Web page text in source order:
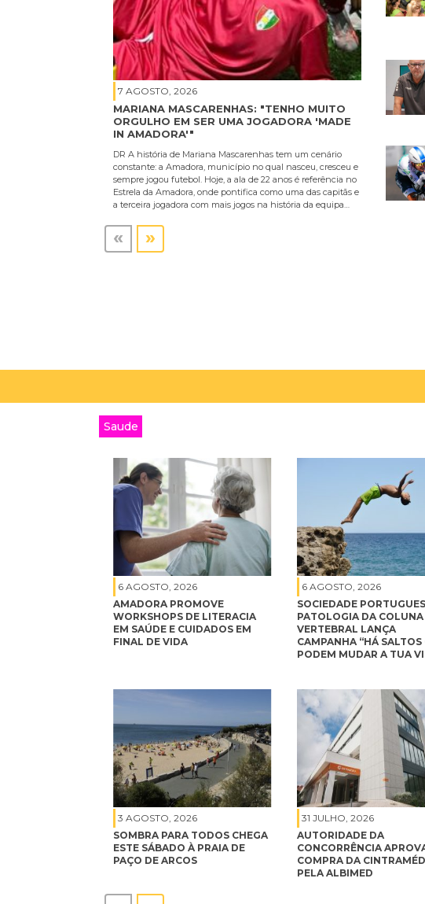
7 AGOSTO, 2026
MARIANA MASCARENHAS: "TENHO MUITO
ORGULHO EM SER UMA JOGADORA 'MADE
IN AMADORA'"
DR A história de Mariana Mascarenhas tem um cenário
constante: a Amadora, município no qual nasceu, cresceu e
sempre jogou futebol. Hoje, a ala de 22 anos é referência no
Estrela da Amadora, onde pontifica como uma das capitãs e
a terceira jogadora com mais jogos na história da equipa…
« »
Saude
6 AGOSTO, 2026
AMADORA PROMOVE
WORKSHOPS DE LITERACIA
EM SAÚDE E CUIDADOS EM
FINAL DE VIDA
6 AGOSTO, 2026
SOCIEDADE
PATOLOGIA DA COLUNA
VERTEBRAL LANÇA
CAMPANHA “HÁ SALTOS
PODEM MUDAR A TUA
3 AGOSTO, 2026
SOMBRA PARA TODOS CHEGA
ESTE SÁBADO À PRAIA DE
PAÇO DE ARCOS
31 JULHO, 2026
AUTORIDADE DA
CONCORRÊNCIA
COMPRA DA
PELA ALBIMED